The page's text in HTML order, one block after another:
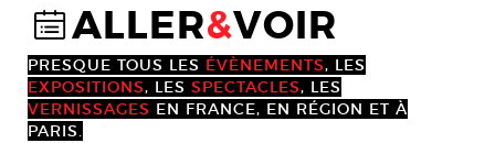
@ALLER&VOIR
PRESQUE TOUS LES ÉVÈNEMENTS, LES
EXPOSITIONS, LES SPECTACLES, LES
VERNISSAGES EN FRANCE, EN RÉGION ET À
PARIS.